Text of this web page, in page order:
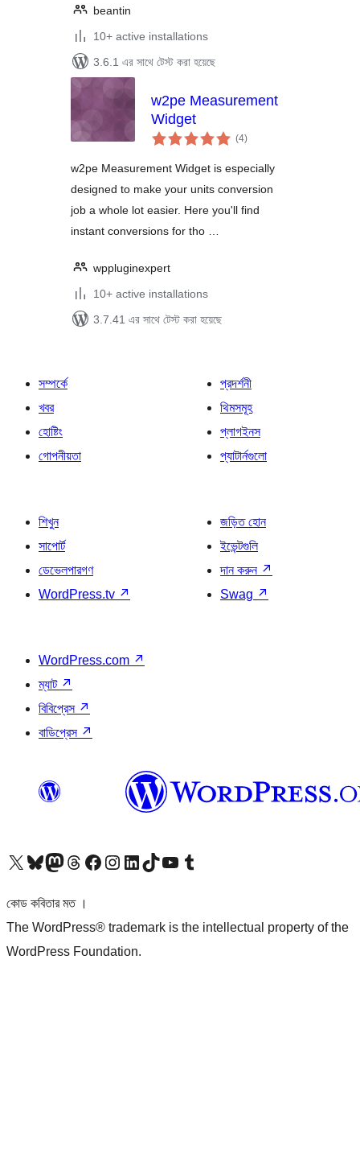
beantin
10+ active installations
3.6.1 এর সাথে টেস্ট করা হয়েছে
w2pe Measurement
Widget
(4total
ratings
)
w2pe Measurement Widget is especially
designed to make your units conversion
job a whole lot easier. Here you'll find
instant conversions for tho …
wppluginexpert
10+ active installations
3.7.41 এর সাথে টেস্ট করা হয়েছে
সম্পর্কে
খবর
হোষ্টিং
গোপনীয়তা
প্রদর্শনী
থিমসমূহ
প্লাগইনস
প্যাটার্নগুলো
শিখুন
সাপোর্ট
ডেভেলপারগণ
WordPress.tv ↗
জড়িত হোন
ইভেন্টগুলি
দান করুন ↗
Swag ↗
WordPress.com ↗
ম্যাট ↗
বিবিপ্রেস ↗
বাডিপ্রেস ↗
আমাদের X (আগের টুইটার) অ্যাকাউন্টে যানআমাদের Bluesky অ্যাকাউন্টটি দেখুনআমাদের মাস্টোডন অ্যাকাউন্টটি দেখুনআমাদের থ্রেডস অ্যাকাউন্টটি দেখুনআমাদের ফেসবুক পেজ দেখুনআমাদের ইন্সটাগ্রাম অ্যাকাউন্ট দেখুনআমাদের লিঙ্কডইন অ্যাকাউন্টে যানআমাদের TikTok অ্যাকাউন্টটি দেখুনআমাদের ইউটিউব চ্যানেলে যান আমাদের টাম্বলার অ্যাকাউন্ট দেখুন
কোড কবিতার মত ।
The WordPress® trademark is the intellectual property of the
WordPress Foundation.